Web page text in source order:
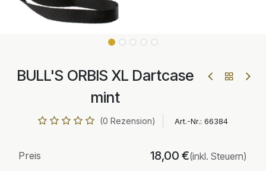
BULL'S ORBIS XL Dartcase
mint
(0 Rezension) Art.-Nr.: 66384
Preis 18,00 €(inkl. Steuern)